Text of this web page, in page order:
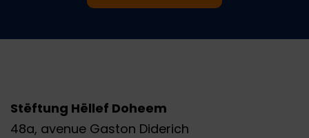
Stëftung Hëllef Doheem
48a, avenue Gaston Diderich